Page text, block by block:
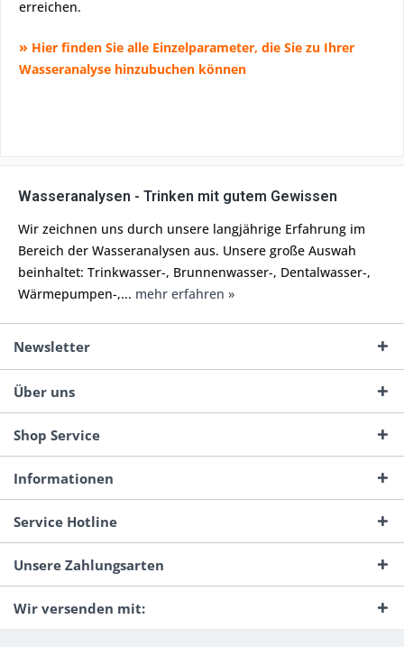
erreichen.
» Hier finden Sie alle Einzelparameter, die Sie zu Ihrer
Wasseranalyse hinzubuchen können
Wasseranalysen - Trinken mit gutem Gewissen
Wir zeichnen uns durch unsere langjährige Erfahrung im
Bereich der Wasseranalysen aus. Unsere große Auswah
beinhaltet: Trinkwasser-, Brunnenwasser-, Dentalwasser-,
Wärmepumpen-,... mehr erfahren »
Newsletter
Über uns
Shop Service
Informationen
Service Hotline
Unsere Zahlungsarten
Wir versenden mit: